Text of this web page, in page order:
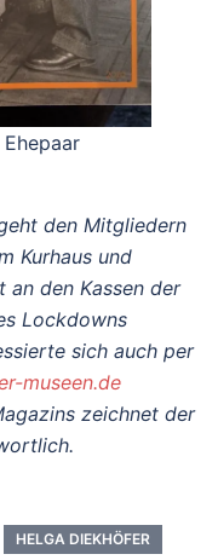
den Mitgliedern
Kurhaus und
an den Kassen der
Lockdowns
sich auch per
museen.de
zeichnet der
HELGA DIEKHÖFER